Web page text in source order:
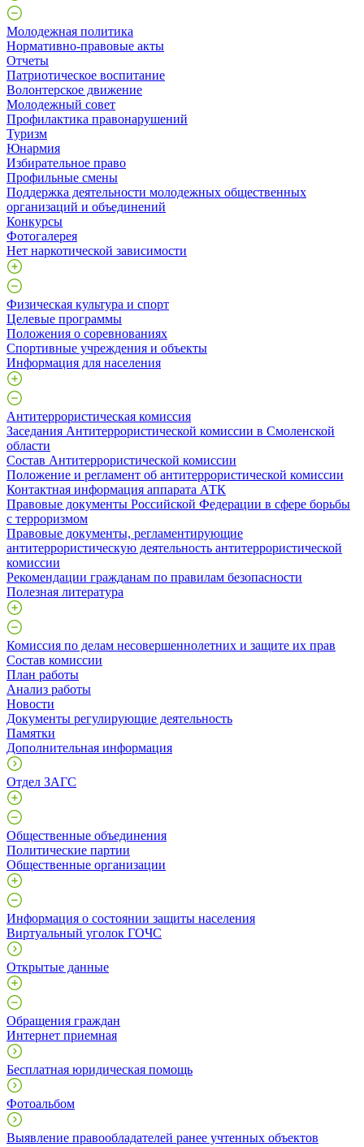
Молодежная политика
Нормативно-правовые акты
Отчеты
Патриотическое воспитание
Волонтерское движение
Молодежный совет
Профилактика правонарушений
Туризм
Юнармия
Избирательное право
Профильные смены
Поддержка деятельности молодежных общественных
организаций и объединений
Конкурсы
Фотогалерея
Нет наркотической зависимости
Физическая культура и спорт
Целевые программы
Положения о соревнованиях
Спортивные учреждения и объекты
Информация для населения
Антитеррористическая комиссия
Заседания Антитеррористической комиссии в Смоленской
области
Состав Антитеррористической комиссии
Положение и регламент об антитеррористической комиссии
Контактная информация аппарата АТК
Правовые документы Российской Федерации в сфере борьбы
с терроризмом
Правовые документы, регламентирующие
антитеррористическую деятельность антитеррористической
комиссии
Рекомендации гражданам по правилам безопасности
Полезная литература
Комиссия по делам несовершеннолетних и защите их прав
Состав комиссии
План работы
Анализ работы
Новости
Документы регулирующие деятельность
Памятки
Дополнительная информация
Отдел ЗАГС
Общественные объединения
Политические партии
Общественные организации
Информация о состоянии защиты населения
Виртуальный уголок ГОЧС
Открытые данные
Обращения граждан
Интернет приемная
Бесплатная юридическая помощь
Фотоальбом
Выявление правообладателей ранее учтенных объектов